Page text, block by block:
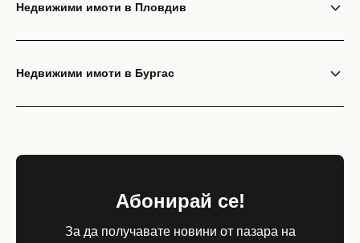
Недвижими имоти в Пловдив
Недвижими имоти в Бургас
Абонирай се!
За да получавате новини от пазара на